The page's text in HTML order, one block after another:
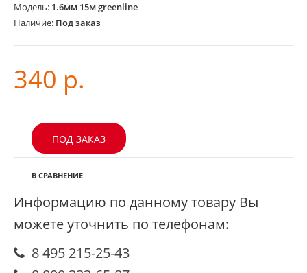
Модель: 1.6мм 15м greenline
Наличие: Под заказ
340 р.
ПОД ЗАКАЗ
В СРАВНЕНИЕ
Информацию по данному товару Вы
можете уточнить по телефонам:
8 495 215-25-43